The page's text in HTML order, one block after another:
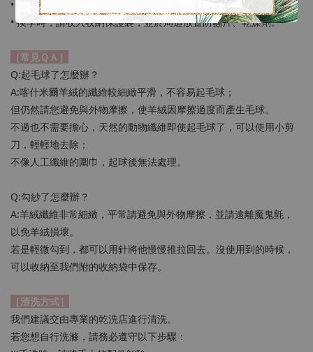
• 平時可平鋪通風，保持乾燥。
• 換季時，請收入收納保護袋，並於周遭放置防蟲片、乾燥劑。
［常見ＱＡ］
Q:起毛球了怎麼辦？
A:喀什米爾羊絨的纖維較細緻平滑，不容易起毛球；
但仍然請您避免與外物摩擦，使羊絨因摩擦過度而產生毛球。
不過也不需要擔心，天然的動物纖維即使起毛球了，可以使用小剪
刀，輕輕地去除；
不像人工纖維的圍巾，起球後無法處理。
Q:勾紗了怎麼辦？
A:羊絨纖維非常細緻，平常請避免與外物摩擦，並請遠離魔鬼氈，
以免羊絨損壞。
若是輕微勾到，都可以用針將他慢慢推拉回去。沒使用到的時候，
可以收納至我們附的收納袋中保存。
［清洗方式］
我們建議交由專業的乾洗店進行清洗。
若您想自行洗滌，請務必遵守以下步驟：